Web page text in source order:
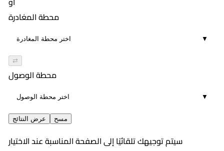
محطة المغادرة
▼
⇄
محطة الوصول
▼
عرض النتائج مسح
سيتم توجيهك تلقائيًا إلى الصفحة المناسبة عند الاختيار